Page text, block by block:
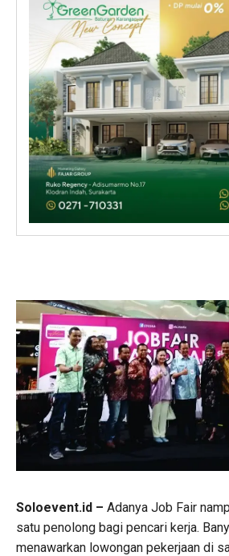
Soloevent.id – Adanya Job Fair
satu penolong bagi pencari kerja.
menawarkan lowongan pekerjaan di